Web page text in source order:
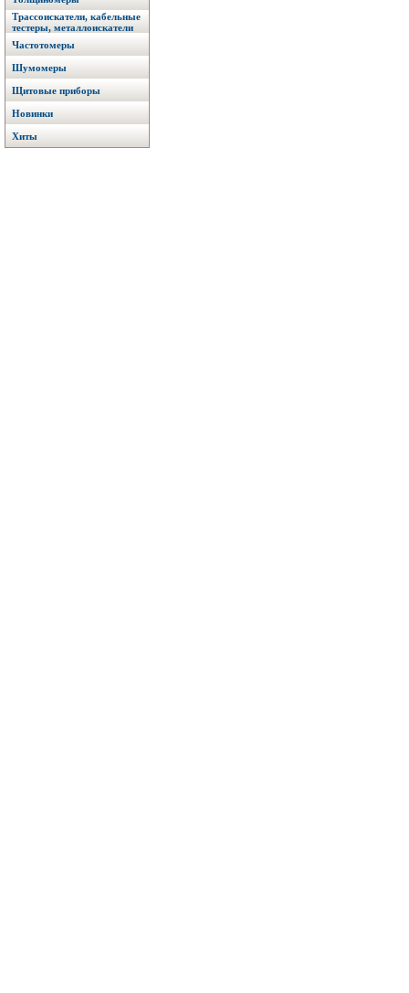
Трассоискатели, кабельные
тестеры, металлоискатели
Частотомеры
Шумомеры
Щитовые приборы
Новинки
Хиты